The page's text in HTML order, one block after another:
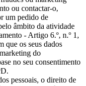
ou contactar-o,
um pedido de
âmbito da atividade
- Artigo 6.º, n.º 1,
que os seus dados
do
no seu consentimento
pessoais, o direito de